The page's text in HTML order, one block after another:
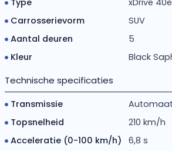
Type
xDrive
Carrosserievorm
SUV
Aantal deuren
5
Kleur
Black
Technische specificaties
Transmissie
Topsnelheid
210 km/h
Acceleratie (0-100 km/h)
6,8 s